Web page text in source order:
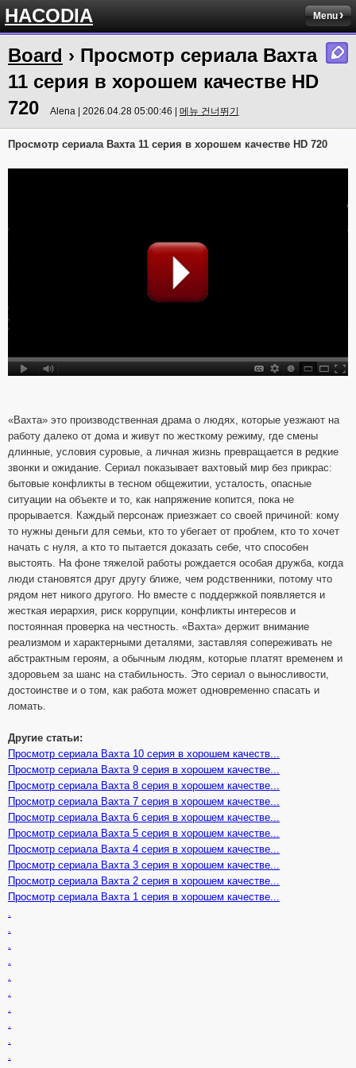
HACODIA Menu
Board › Просмотр сериала Вахта
11 серия в хорошем качестве HD
720
Alena | 2026.04.28 05:00:46 | 메뉴 건너뛰기
Просмотр сериала Вахта 11 серия в хорошем качестве HD 720
«Вахта» это производственная драма о людях, которые уезжают на
работу далеко от дома и живут по жесткому режиму, где смены
длинные, условия суровые, а личная жизнь превращается в редкие
звонки и ожидание. Сериал показывает вахтовый мир без прикрас:
бытовые конфликты в тесном общежитии, усталость, опасные
ситуации на объекте и то, как напряжение копится, пока не
прорывается. Каждый персонаж приезжает со своей причиной: кому
то нужны деньги для семьи, кто то убегает от проблем, кто то хочет
начать с нуля, а кто то пытается доказать себе, что способен
выстоять. На фоне тяжелой работы рождается особая дружба, когда
люди становятся друг другу ближе, чем родственники, потому что
рядом нет никого другого. Но вместе с поддержкой появляется и
жесткая иерархия, риск коррупции, конфликты интересов и
постоянная проверка на честность. «Вахта» держит внимание
реализмом и характерными деталями, заставляя сопереживать не
абстрактным героям, а обычным людям, которые платят временем и
здоровьем за шанс на стабильность. Это сериал о выносливости,
достоинстве и о том, как работа может одновременно спасать и
ломать.
Другие статьи:
Просмотр сериала Вахта 10 серия в хорошем качеств...
Просмотр сериала Вахта 9 серия в хорошем качестве...
Просмотр сериала Вахта 8 серия в хорошем качестве...
Просмотр сериала Вахта 7 серия в хорошем качестве...
Просмотр сериала Вахта 6 серия в хорошем качестве...
Просмотр сериала Вахта 5 серия в хорошем качестве...
Просмотр сериала Вахта 4 серия в хорошем качестве...
Просмотр сериала Вахта 3 серия в хорошем качестве...
Просмотр сериала Вахта 2 серия в хорошем качестве...
Просмотр сериала Вахта 1 серия в хорошем качестве...
.
.
.
.
.
.
.
.
.
.